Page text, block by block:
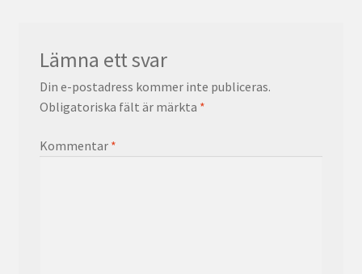
Lämna ett svar
Din e-postadress kommer inte publiceras.
Obligatoriska fält är märkta *
Kommentar *